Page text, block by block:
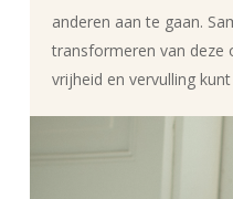
anderen aan te gaan.
transformeren van deze
vrijheid en vervulling kunt